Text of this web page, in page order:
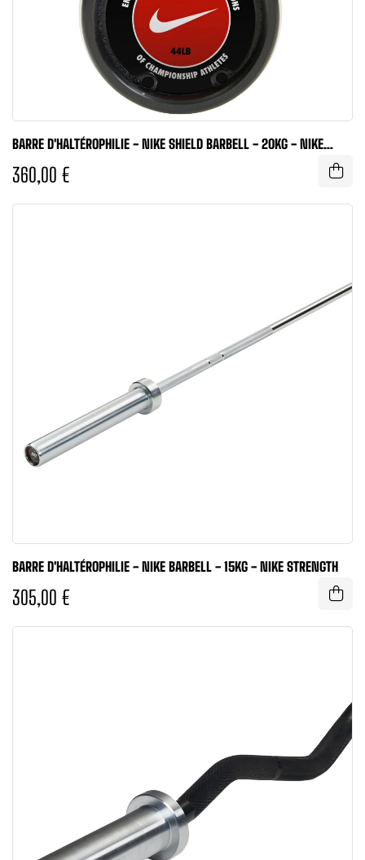
BARRE D'HALTÉROPHILIE - NIKE SHIELD BARBELL - 20KG - NIKE
360,00 €
BARRE D'HALTÉROPHILIE - NIKE BARBELL - 15KG - NIKE STRENGTH
305,00 €